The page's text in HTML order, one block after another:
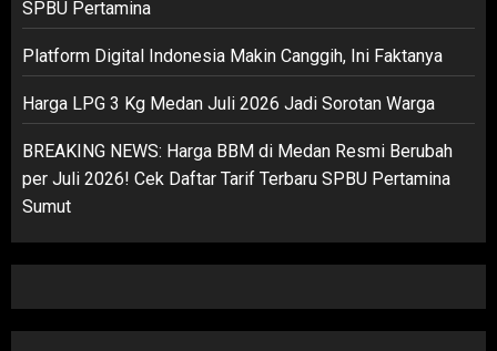
SPBU Pertamina
Platform Digital Indonesia Makin Canggih, Ini Faktanya
Harga LPG 3 Kg Medan Juli 2026 Jadi Sorotan Warga
BREAKING NEWS: Harga BBM di Medan Resmi Berubah
per Juli 2026! Cek Daftar Tarif Terbaru SPBU Pertamina
Sumut